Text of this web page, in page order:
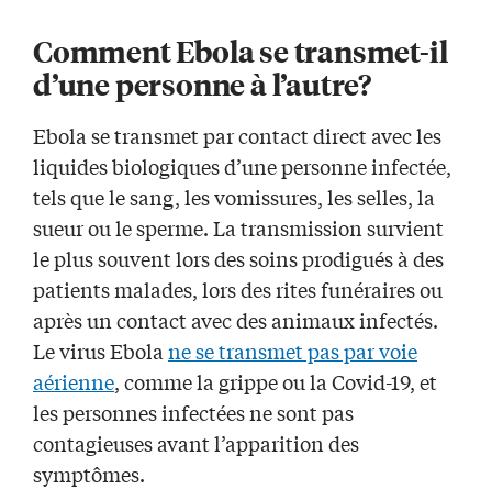
Comment Ebola se transmet-il
d’une personne à l’autre?
Ebola se transmet par contact direct avec les
liquides biologiques d’une personne infectée,
tels que le sang, les vomissures, les selles, la
sueur ou le sperme. La transmission survient
le plus souvent lors des soins prodigués à des
patients malades, lors des rites funéraires ou
après un contact avec des animaux infectés.
Le virus Ebola ne se transmet pas par voie
aérienne, comme la grippe ou la Covid-19, et
les personnes infectées ne sont pas
contagieuses avant l’apparition des
symptômes.